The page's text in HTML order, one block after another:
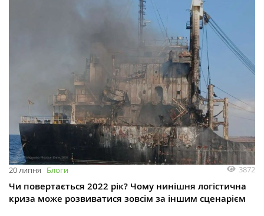
20 липня Блоги 3872
Чи повертається 2022 рік? Чому нинішня логістична
криза може розвиватися зовсім за іншим сценарієм